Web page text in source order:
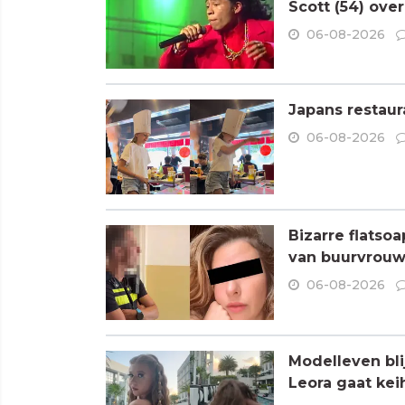
Scott (54)
06-08-2026
Japans
06-08-2026
Bizarre
van
06-08-2026
Modelleven
Leora gaat